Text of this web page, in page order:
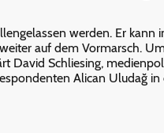
werden. Er kann
auf dem Vormarsch.
David Schliesing,
Alican Uludağ in